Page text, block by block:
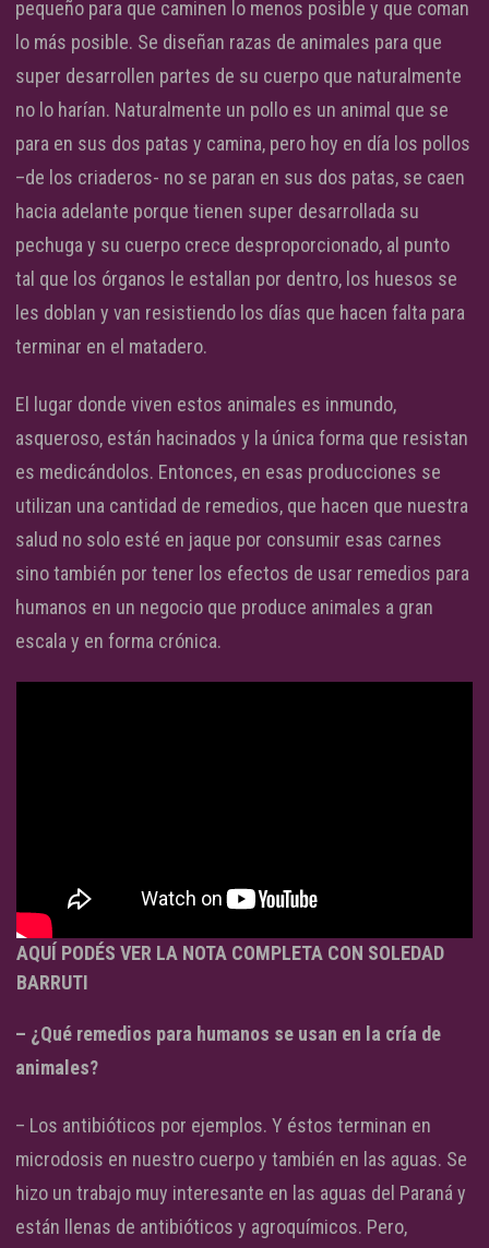
pequeño para que caminen lo menos posible y que coman
lo más posible. Se diseñan razas de animales para que
super desarrollen partes de su cuerpo que naturalmente
no lo harían. Naturalmente un pollo es un animal que se
para en sus dos patas y camina, pero hoy en día los pollos
–de los criaderos- no se paran en sus dos patas, se caen
hacia adelante porque tienen super desarrollada su
pechuga y su cuerpo crece desproporcionado, al punto
tal que los órganos le estallan por dentro, los huesos se
les doblan y van resistiendo los días que hacen falta para
terminar en el matadero.
El lugar donde viven estos animales es inmundo,
asqueroso, están hacinados y la única forma que resistan
es medicándolos. Entonces, en esas producciones se
utilizan una cantidad de remedios, que hacen que nuestra
salud no solo esté en jaque por consumir esas carnes
sino también por tener los efectos de usar remedios para
humanos en un negocio que produce animales a gran
escala y en forma crónica.
AQUÍ PODÉS VER LA NOTA COMPLETA CON SOLEDAD
BARRUTI
– ¿Qué remedios para humanos se usan en la cría de
animales?
– Los antibióticos por ejemplos. Y éstos terminan en
microdosis en nuestro cuerpo y también en las aguas. Se
hizo un trabajo muy interesante en las aguas del Paraná y
están llenas de antibióticos y agroquímicos. Pero,